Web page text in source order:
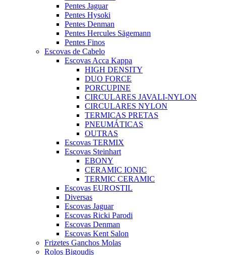
Pentes Jaguar
Pentes Hysoki
Pentes Denman
Pentes Hercules Sägemann
Pentes Finos
Escovas de Cabelo
Escovas Acca Kappa
HIGH DENSITY
DUO FORCE
PORCUPINE
CIRCULARES JAVALI-NYLON
CIRCULARES NYLON
TERMICAS PRETAS
PNEUMÁTICAS
OUTRAS
Escovas TERMIX
Escovas Steinhart
EBONY
CERAMIC IONIC
TERMIC CERAMIC
Escovas EUROSTIL
Diversas
Escovas Jaguar
Escovas Ricki Parodi
Escovas Denman
Escovas Kent Salon
Frizetes Ganchos Molas
Rolos Bigoudis